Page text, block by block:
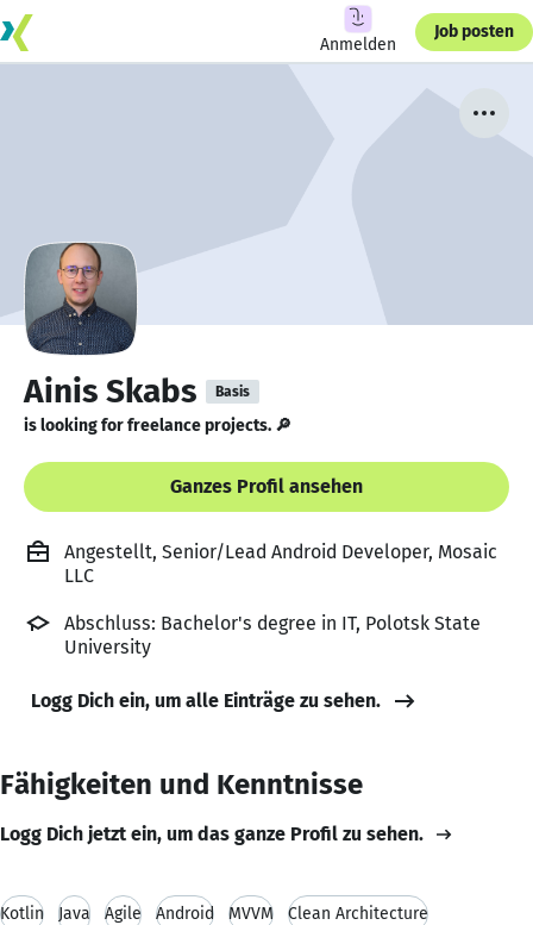
Anmelden
Job posten
Ainis Skabs Basis
is looking for freelance projects. 🔎
Ganzes Profil ansehen
Angestellt, Senior/Lead Android Developer, Mosaic
LLC
Abschluss: Bachelor's degree in IT, Polotsk State
University
Logg Dich ein, um alle Einträge zu sehen.
Fähigkeiten und Kenntnisse
Logg Dich jetzt ein, um das ganze Profil zu sehen.
Kotlin Java Agile Android MVVM Clean Architecture